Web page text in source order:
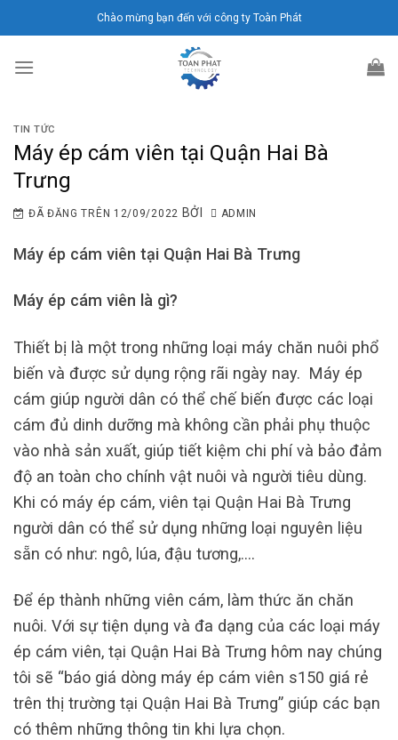
đến
dung
Chào mừng bạn đến với công ty Toàn Phát
TIN TỨC
Máy ép cám viên tại Quận Hai Bà
Trưng
ĐÃ ĐĂNG TRÊN 12/09/2022 BỞI ADMIN
Máy ép cám viên tại Quận Hai Bà Trưng
Máy ép cám viên là gì?
Thiết bị là một trong những loại máy chăn nuôi phổ
biến và được sử dụng rộng rãi ngày nay. Máy ép
cám giúp người dân có thể chế biến được các loại
cám đủ dinh dưỡng mà không cần phải phụ thuộc
vào nhà sản xuất, giúp tiết kiệm chi phí và bảo đảm
độ an toàn cho chính vật nuôi và người tiêu dùng.
Khi có máy ép cám, viên tại Quận Hai Bà Trưng
người dân có thể sử dụng những loại nguyên liệu
sẵn có như: ngô, lúa, đậu tương,….
Để ép thành những viên cám, làm thức ăn chăn
nuôi. Với sự tiện dụng và đa dạng của các loại máy
ép cám viên, tại Quận Hai Bà Trưng hôm nay chúng
tôi sẽ “báo giá dòng máy ép cám viên s150 giá rẻ
trên thị trường tại Quận Hai Bà Trưng” giúp các bạn
có thêm những thông tin khi lựa chọn.